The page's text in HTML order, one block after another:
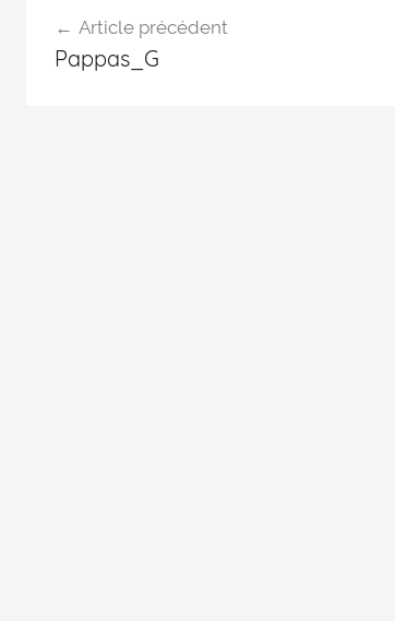
Article précédent
Pappas_G